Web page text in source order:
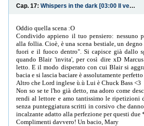
Cap. 17:
Whispers in the dark [03:00 Il ventre della balena]
Oddio quella scena :O
Condivido appieno il tuo pensiero: nessuno
alla follia. Cioè, è una scena bestiale, un
fuori e il fuoco dentro". Si capisce già dallo
quando Blair 'invita', per così dire xD Marcus
letto. E il modo disperato con cui Blair si
bacia e si lascia baciare è assolutamente
Altro che Lord inglese ù.ù Lui è Chuck Bass <3
Non so se te l'ho già detto, ma adoro come
rendi al lettore e amo tantissimo le ripetizioni
senza punteggiatura scritti in corsivo che
incalzante adatto alla perfezione per questi due
Complimenti davvero! Un bacio, Mary